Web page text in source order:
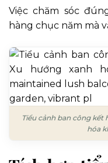
Việc chăm sóc
hàng chục năm mà
Tiểu cảnh ban công
hóa